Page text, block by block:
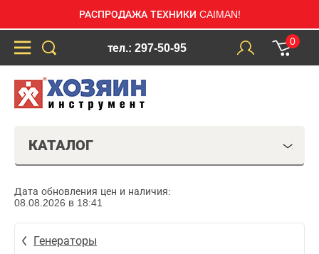
РАСПРОДАЖА ТЕХНИКИ CAIMAN!
тел.: 297-50-95
0
КАТАЛОГ
Дата обновления цен и наличия:
08.08.2026 в 18:41
Генераторы